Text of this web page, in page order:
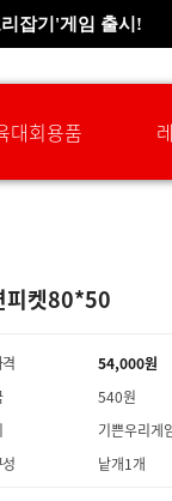
적립금 5,000원 증
대회용품
피켓80*50
54,000원
540원
기쁜우리게
낱개1개